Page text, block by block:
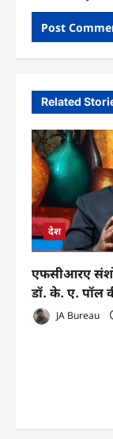
Related
देश
एफसीआरए
डॉ. के. ए. पॉल
JA Bureau